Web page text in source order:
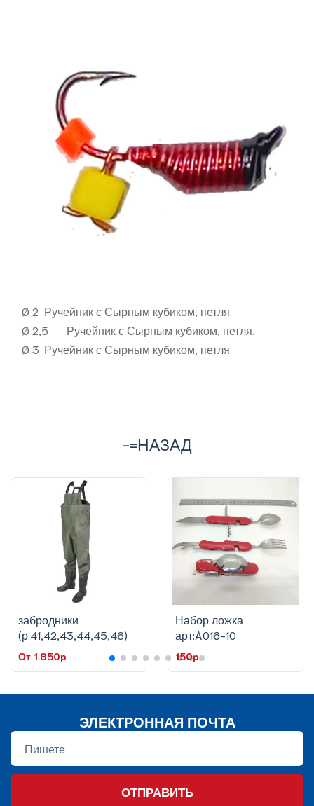
Ø 2 Ручейник с Сырным кубиком, петля.
Ø 2,5
Ручейник с Сырным кубиком, петля.
Ø 3 Ручейник с Сырным кубиком, петля.
-=НАЗАД
забродники
(р.41,42,43,44,45,46)
От 1.850p
Набор ложка
арт:A016-10
150p
ЭЛЕКТРОННАЯ ПОЧТА
ОТПРАВИТЬ